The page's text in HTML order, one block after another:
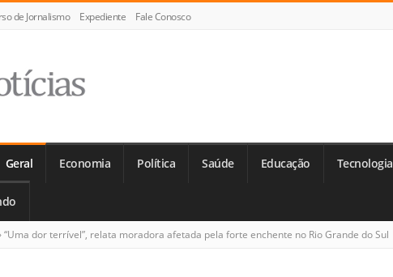
de Jornalismo Expediente Fale Conosco
Geral Economia Política Saúde Educação Tecnologia
“Uma dor terrível”, relata moradora afetada pela forte enchente no Rio Grande do Sul